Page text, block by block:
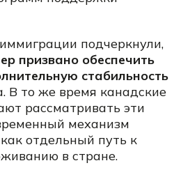
подчеркнули,
призвано обеспечить
стабильность
В то же время канадские
рассматривать эти
механизм
отдельный путь к
в стране.